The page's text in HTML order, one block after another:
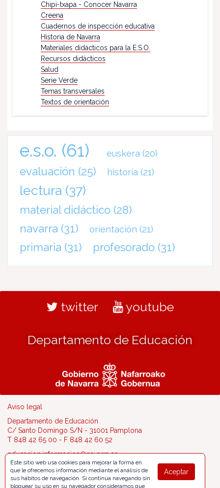
Chipi-txapa - Conocer Navarra
Creena
Cuadernos de inspección educativa
Historia de Navarra
Materiales didácticos para la E.S.O.
Recursos didácticos
Salud
Serie Verde
Temas transversales
Textos de orientación
e.s.o. (61) euskera (20)
evaluación (25) historia (21)
lectura (37)
material didáctico (28)
navarra (31) orientación (21)
primaria (31) profesorado (31)
twitter youtube
Departamento de Educación
Aviso legal
Departamento de Educación
C/ Santo Domingo S/N - 31001 Pamplona
T 848 42 65 00 - F 848 42 60 52
educacion.informacion@navarra.es
Aceptar
Este sitio web usa cookies para mejorar la forma en
que le ofrecemos información mediante el análisis de
sus hábitos de navegación. Si continúa navegando sin
bloquear su uso en su navegador consideramos que